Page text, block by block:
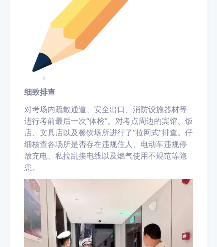
细致排查
对考场内疏散通道、安全出口、消防设施器材等
进行考前最后一次“体检”。对考点周边的宾馆、饭
店、文具店以及餐饮场所进行了“拉网式”排查。仔
细核查各场所是否存在违规住人、电动车违规停
放充电、私拉乱接电线以及燃气使用不规范等隐
患。